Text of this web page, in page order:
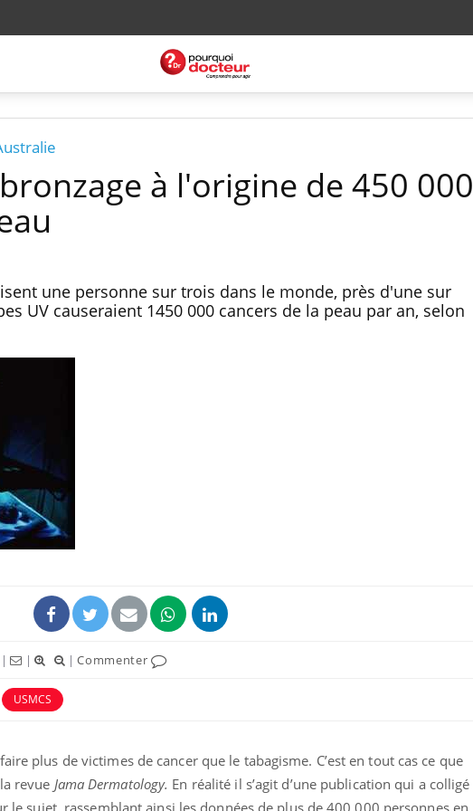
à l'origine de 450 000
une personne sur trois dans le monde, près d'une sur
UV causeraient 1450 000 cancers de la peau par an, selon
| | |Commenter
USMCS
plus de victimes de cancer que le tabagisme. C’est en tout cas ce que
revue Jama Dermatology. En réalité il s’agit d’une publication qui a colligé
le sujet, rassemblant ainsi les données de plus de 400 000 personnes en
que dit la science
Le smartphone nuit-il à